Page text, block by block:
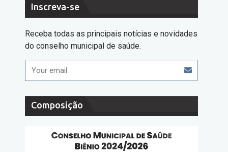
Inscreva-se
Receba todas as principais notícias e novidades
do conselho municipal de saúde.
Composição